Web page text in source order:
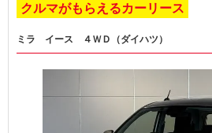
クルマがもらえるカーリース
ミラ イース ４ＷＤ（ダイハツ）